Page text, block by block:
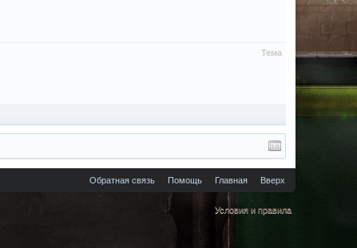
Тема
Обратная связь Помощь Главная Вверх
Условия и правила